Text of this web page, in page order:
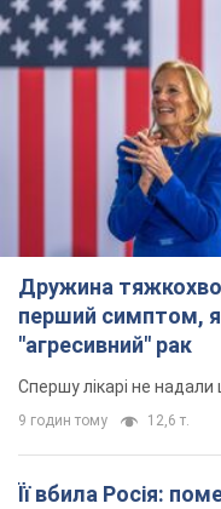
Дружина
перший симптом,
"агресивний" рак
Спершу лікарі не
9 годин тому 12,6 т.
Її вбила Росія: